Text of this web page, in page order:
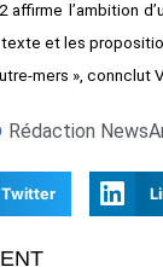
affirme l’ambition
et les
mers », connclut
Rédaction
Twitter